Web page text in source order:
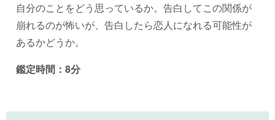
自分のことをどう思っているか。告白してこの関係が
崩れるのが怖いが、告白したら恋人になれる可能性が
あるかどうか。
鑑定時間：8分